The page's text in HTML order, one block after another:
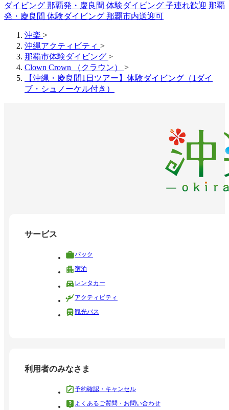
ダイビング 那覇発・慶良間 体験ダイビング 子連れ歓迎 那覇
発・慶良間 体験ダイビング 那覇市内送迎可
沖楽 >
沖縄アクティビティ >
那覇市体験ダイビング >
Clown Crown （クラウン） >
【沖縄・慶良間1日ツアー】体験ダイビング（1ダイ
ブ・シュノーケル付き）
サービス
パック
宿泊
レンタカー
アクティビティ
観光バス
利用者のみなさま
予約確認・キャンセル
よくあるご質問・お問い合わせ